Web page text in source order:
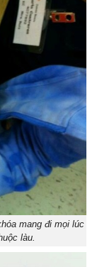
mang đi mọi lúc
làu.